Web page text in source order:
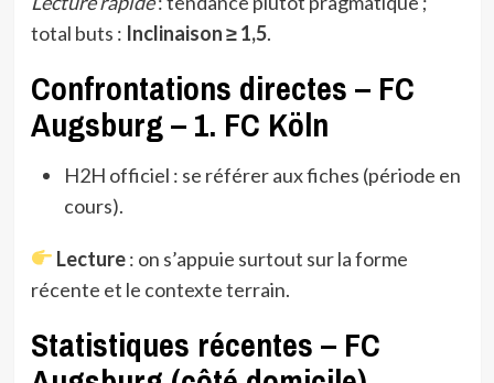
total buts : Inclinaison ≥ 1,5.
Confrontations directes – FC
Augsburg – 1. FC Köln
H2H officiel : se référer aux fiches (période en
cours).
Lecture: on s’appuie surtout sur la forme
récente et le contexte terrain.
Statistiques récentes – FC